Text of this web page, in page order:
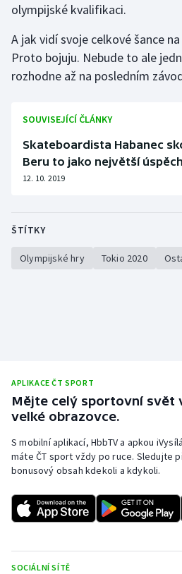
olympijské kvalifikaci.
A jak vidí svoje celkové šance
Proto bojuju. Nebude to ale
rozhodne až na posledním
SOUVISEJÍCÍ ČLÁNKY
Skateboardista Habanec
Beru to jako největší
12. 10. 2019
ŠTÍTKY
Olympijské hry Tokio 2020
APLIKACE ČT SPORT
Mějte celý sportovní svět
velké obrazovce.
S mobilní aplikací, HbbTV a apkou
máte ČT sport vždy po ruce. Sledujte
bonusový obsah kdekoli a kdykoli.
SOCIÁLNÍ SÍTĚ